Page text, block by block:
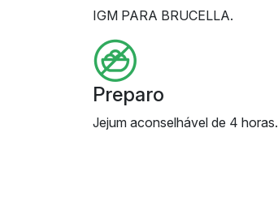
IGM PARA BRUCELLA.
Preparo
Jejum aconselhável de 4 horas.